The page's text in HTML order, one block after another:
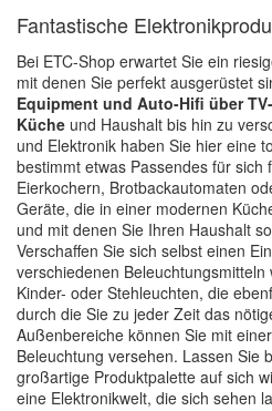
Fantastische
Bei ETC-Shop erwartet Sie ein
mit denen Sie perfekt ausgerüstet
Equipment und Auto-Hifi über
Küche und Haushalt bis hin zu
und Elektronik haben Sie hier eine
bestimmt etwas Passendes für sich
Eierkochern, Brotbackautomaten
Geräte, die in einer modernen
und mit denen Sie Ihren Haushalt
Verschaffen Sie sich selbst einen
verschiedenen Beleuchtungsmitteln
Kinder- oder Stehleuchten, die
durch die Sie zu jeder Zeit das
Außenbereiche können Sie mit
Beleuchtung versehen. Lassen Sie
großartige Produktpalette auf sich
eine Elektronikwelt, die sich sehen